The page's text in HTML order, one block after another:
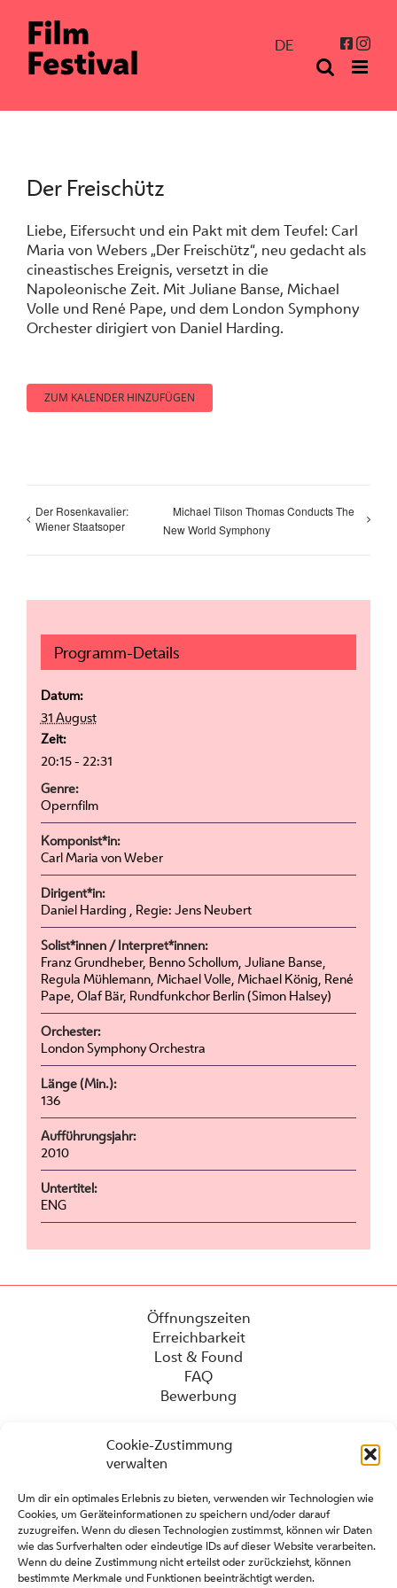
Cookie-Zustimmung
verwalten
Um dir ein optimales Erlebnis zu bieten, verwenden wir Technologien wie
Cookies, um Geräteinformationen zu speichern und/oder darauf
zuzugreifen. Wenn du diesen Technologien zustimmst, können wir Daten
wie das Surfverhalten oder eindeutige IDs auf dieser Website verarbeiten.
Wenn du deine Zustimmung nicht erteilst oder zurückziehst, können
bestimmte Merkmale und Funktionen beeinträchtigt werden.
Inhalt
springen
DE
Der Freischütz
Liebe, Eifersucht und ein Pakt mit dem Teufel: Carl
Maria von Webers „Der Freischütz“, neu gedacht als
cineastisches Ereignis, versetzt in die
Napoleonische Zeit. Mit Juliane Banse, Michael
Volle und René Pape, und dem London Symphony
Orchester dirigiert von Daniel Harding.
ZUM KALENDER HINZUFÜGEN
Der Rosenkavalier:
Wiener Staatsoper
Michael Tilson Thomas Conducts The
New World Symphony
Programm-Details
Datum:
31 August
Zeit:
20:15 - 22:31
Genre:
Opernfilm
Komponist*in:
Carl Maria von Weber
Dirigent*in:
Daniel Harding , Regie: Jens Neubert
Solist*innen / Interpret*innen:
Franz Grundheber, Benno Schollum, Juliane Banse,
Regula Mühlemann, Michael Volle, Michael König, René
Pape, Olaf Bär, Rundfunkchor Berlin (Simon Halsey)
Orchester:
London Symphony Orchestra
Länge (Min.):
136
Aufführungsjahr:
2010
Untertitel:
ENG
Öffnungszeiten
Erreichbarkeit
Lost & Found
FAQ
Bewerbung
Presse